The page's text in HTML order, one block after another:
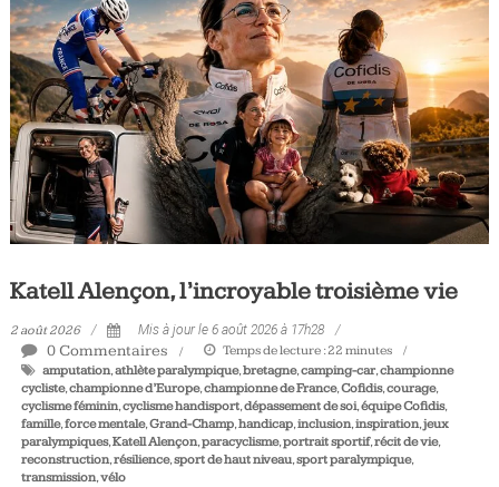
Tous
les
jours,
votre
actualité
vélo
et
triathlon
Katell Alençon, l’incroyable troisième vie
2 août 2026 Mis à jour le 6 août 2026 à 17h28
0 Commentaires Temps de lecture :22 minutes
amputation,athlète paralympique,bretagne,camping-car,championne
cycliste,championne d’Europe,championne de France,Cofidis,courage,
cyclisme féminin,cyclisme handisport,dépassement de soi,équipe Cofidis,
famille,force mentale,Grand-Champ,handicap,inclusion,inspiration,jeux
paralympiques,Katell Alençon,paracyclisme,portrait sportif,récit de vie,
reconstruction,résilience,sport de haut niveau,sport paralympique,
transmission,vélo